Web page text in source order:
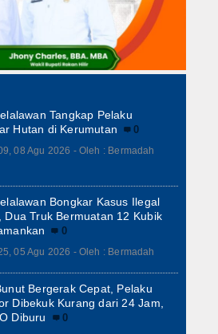
Tangkap Pelaku
Hutan di Kerumutan
0
08 Agu 2026 - Oleh : Bermadah
Bongkar Kasus Ilegal
Dua Truk Bermuatan 12 Kubik
0
05 Agu 2026 - Oleh : Bermadah
Bergerak Cepat, Pelaku
Dibekuk Kurang dari 24 Jam,
Diburu
0